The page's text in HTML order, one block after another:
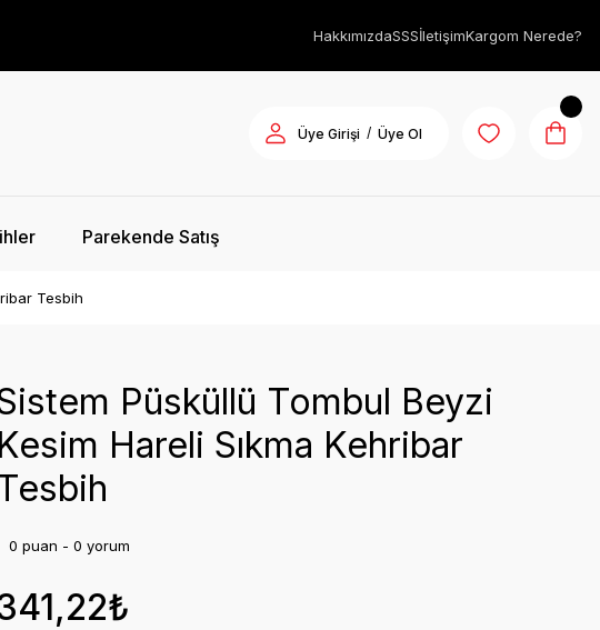
HakkımızdaSSSİletişimKargom Nerede?
Üye Girişi / Üye Ol
Parekende Satış
Tesbih
Püsküllü Tombul Beyzi
Kesim Hareli Sıkma Kehribar
0 puan - 0 yorum